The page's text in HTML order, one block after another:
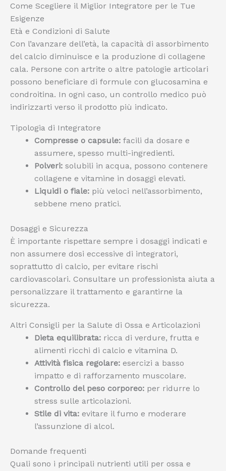
Come Scegliere il Miglior Integratore per le Tue
Esigenze
Età e Condizioni di Salute
Con l’avanzare dell’età, la capacità di assorbimento
del calcio diminuisce e la produzione di collagene
cala. Persone con artrite o altre patologie articolari
possono beneficiare di formule con glucosamina e
condroitina. In ogni caso, un controllo medico può
indirizzarti verso il prodotto più indicato.
Tipologia di Integratore
Compresse o capsule: facili da dosare e
assumere, spesso multi-ingredienti.
Polveri: solubili in acqua, possono contenere
collagene e vitamine in dosaggi elevati.
Liquidi o fiale: più veloci nell’assorbimento,
sebbene meno pratici.
Dosaggi e Sicurezza
È importante rispettare sempre i dosaggi indicati e
non assumere dosi eccessive di integratori,
soprattutto di calcio, per evitare rischi
cardiovascolari. Consultare un professionista aiuta a
personalizzare il trattamento e garantirne la
sicurezza.
Altri Consigli per la Salute di Ossa e Articolazioni
Dieta equilibrata: ricca di verdure, frutta e
alimenti ricchi di calcio e vitamina D.
Attività fisica regolare: esercizi a basso
impatto e di rafforzamento muscolare.
Controllo del peso corporeo: per ridurre lo
stress sulle articolazioni.
Stile di vita: evitare il fumo e moderare
l’assunzione di alcol.
Domande frequenti
Quali sono i principali nutrienti utili per ossa e